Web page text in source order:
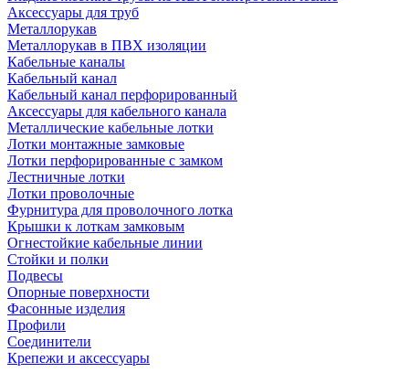
Аксессуары для труб
Металлорукав
Металлорукав в ПВХ изоляции
Кабельные каналы
Кабельный канал
Кабельный канал перфорированный
Аксессуары для кабельного канала
Металлические кабельные лотки
Лотки монтажные замковые
Лотки перфорированные с замком
Лестничные лотки
Лотки проволочные
Фурнитура для проволочного лотка
Крышки к лоткам замковым
Огнестойкие кабельные линии
Стойки и полки
Подвесы
Опорные поверхности
Фасонные изделия
Профили
Соединители
Крепежи и аксессуары